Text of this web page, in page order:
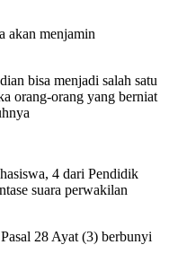
akan menjamin
bisa menjadi salah satu
orang-orang yang berniat
4 dari Pendidik
suara perwakilan
28 Ayat (3) berbunyi